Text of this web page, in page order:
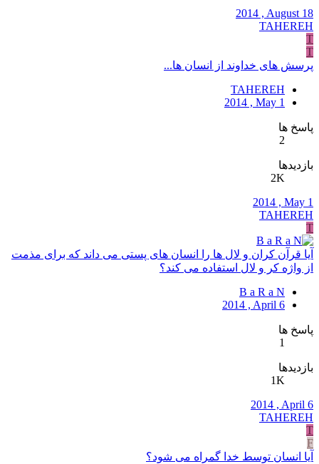
2014 , August 18
TAHEREH
T
T
پرسش های خداوند از انسان ها...
TAHEREH
2014 , May 1
پاسخ ها
2
بازدیدها
2K
2014 , May 1
TAHEREH
T
آیا قرآن کران و لال ها را انسان های پستی می داند که برای مذمت
از واژه کر و لال استفاده می کند؟
B a R a N
2014 , April 6
پاسخ ها
1
بازدیدها
1K
2014 , April 6
TAHEREH
T
F
آیا انسان توسط خدا گمراه می شود؟